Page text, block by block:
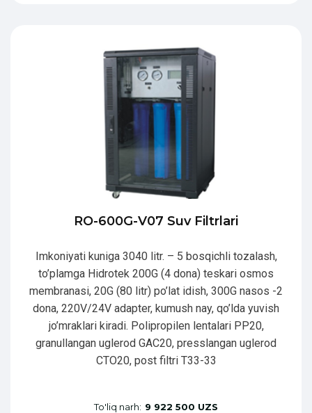
RO-600G-V07 Suv Filtrlari
Imkoniyati kuniga 3040 litr. – 5 bosqichli tozalash,
to’plamga Hidrotek 200G (4 dona) teskari osmos
membranasi, 20G (80 litr) po’lat idish, 300G nasos -2
dona, 220V/24V adapter, kumush nay, qo’lda yuvish
jo’mraklari kiradi. Polipropilen lentalari PP20,
granullangan uglerod GAC20, presslangan uglerod
CTO20, post filtri T33-33
To'liq narh: 9 922 500 UZS